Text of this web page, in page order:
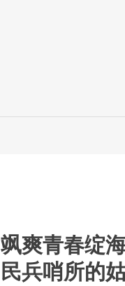
飒爽青春绽
民兵哨所的